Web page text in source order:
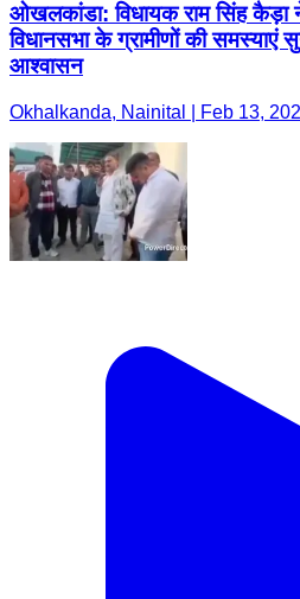
ओखलकांडा: विधायक राम सिंह कैड़ा
विधानसभा के ग्रामीणों की समस्याएं
आश्वासन
Okhalkanda, Nainital | Feb 13,